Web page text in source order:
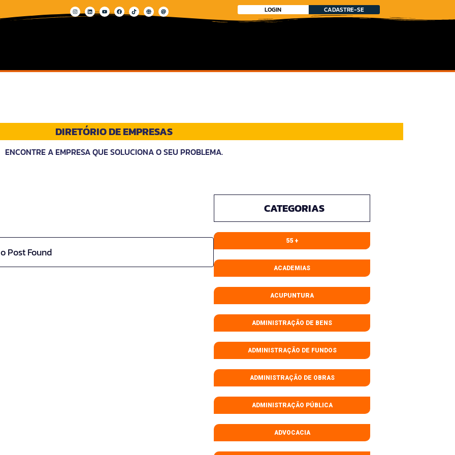
LOGIN CADASTRE-SE
DIRETÓRIO DE EMPRESAS
ENCONTRE A EMPRESA QUE SOLUCIONA O SEU PROBLEMA.
Post Found
CATEGORIAS
55 +
ACADEMIAS
ACUPUNTURA
ADMINISTRAÇÃO DE BENS
ADMINISTRAÇÃO DE FUNDOS
ADMINISTRAÇÃO DE OBRAS
ADMINISTRAÇÃO PÚBLICA
ADVOCACIA